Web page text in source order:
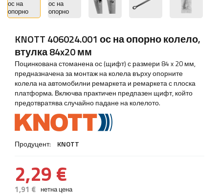
KNOTT 406024.001 ос на опорно колело,
втулка 84x20 мм
Поцинкована стоманена ос (щифт) с размери 84 x 20 мм,
предназначена за монтаж на колела върху опорните
колела на автомобилни ремаркета и ремаркета с плоска
платформа. Включва практичен предпазен щифт, който
предотвратява случайно падане на колелото.
Продуцент: KNOTT
2,29 €
1,91 € нетна цена